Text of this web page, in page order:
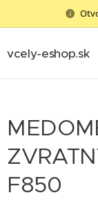
vcely-eshop.sk
F850